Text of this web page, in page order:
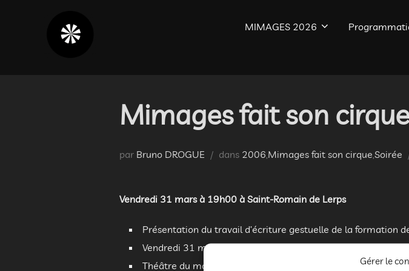
Gérer le
MIMAGES 2026
Mimages fait son
par Bruno DROGUE dans 2006 Mimages fait son cirque Soirée
Vendredi 31 mars à 19h00 à Saint-Romain de Lerps
Présentation du travail d’écriture gestuelle de la formation
Vendredi 31 mars à 20h00 à Saint-Romain de Lerps : Nuit
Théâtre du mouvement : spectacle conférence sur l’histoire